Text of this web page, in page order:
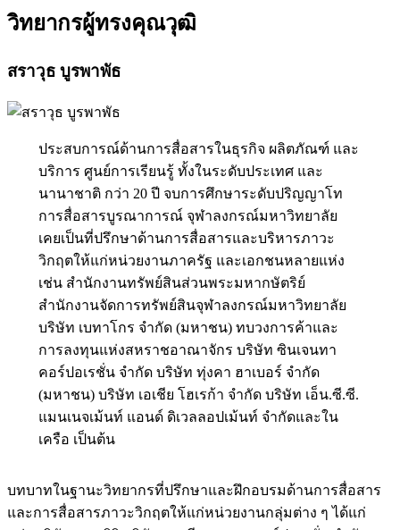
วิทยากรผู้ทรงคุณวุฒิ
สราวุธ บูรพาพัธ
ประสบการณ์ด้านการสื่อสารในธุรกิจ ผลิตภัณฑ์ และ
บริการ ศูนย์การเรียนรู้ ทั้งในระดับประเทศ และ
นานาชาติ กว่า 20 ปี จบการศึกษาระดับปริญญาโท
การสื่อสารบูรณาการณ์ จุฬาลงกรณ์มหาวิทยาลัย
เคยเป็นที่ปรึกษาด้านการสื่อสารและบริหารภาวะ
วิกฤตให้แก่หน่วยงานภาครัฐ และเอกชนหลายแห่ง
เช่น สำนักงานทรัพย์สินส่วนพระมหากษัตริย์
สำนักงานจัดการทรัพย์สินจุฬาลงกรณ์มหาวิทยาลัย
บริษัท เบทาโกร จำกัด (มหาชน) ทบวงการค้าและ
การลงทุนแห่งสหราชอาณาจักร บริษัท ซินเจนทา
คอร์ปอเรชั่น จำกัด บริษัท ทุ่งคา ฮาเบอร์ จำกัด
(มหาชน) บริษัท เอเชีย โฮเรก้า จำกัด บริษัท เอ็น.ซี.ซี.
แมนเนจเม้นท์ แอนด์ ดิเวลลอปเม้นท์ จำกัดและใน
เครือ เป็นต้น
บทบาทในฐานะวิทยากรที่ปรึกษาและฝึกอบรมด้านการสื่อสาร
และการสื่อสารภาวะวิกฤตให้แก่หน่วยงานกลุ่มต่าง ๆ ได้แก่